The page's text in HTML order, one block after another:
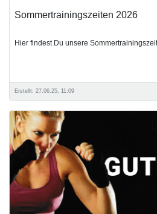
Sommertrainingszeiten 2026
Hier findest Du unsere
Erstellt: 27.06.25, 11:09